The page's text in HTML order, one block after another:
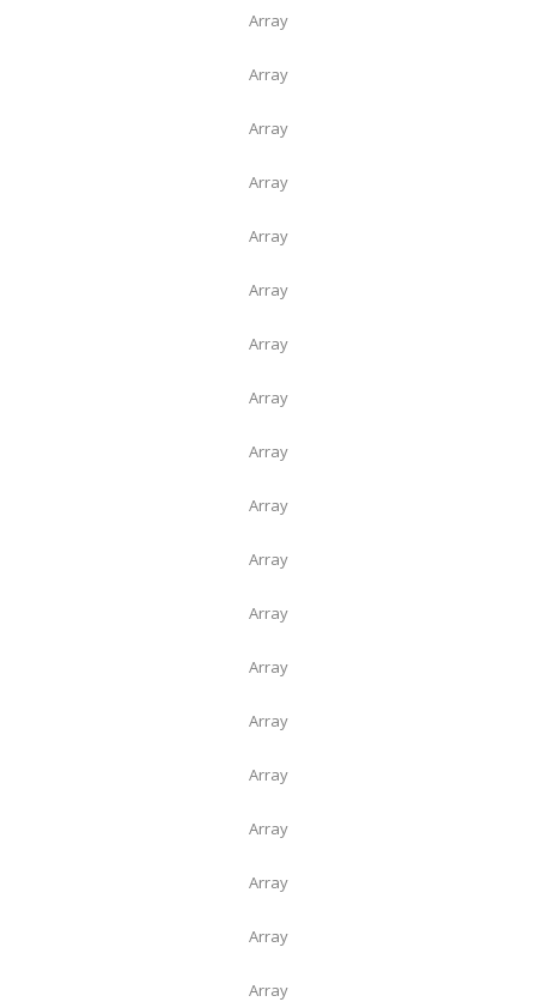
Array
Array
Array
Array
Array
Array
Array
Array
Array
Array
Array
Array
Array
Array
Array
Array
Array
Array
Array